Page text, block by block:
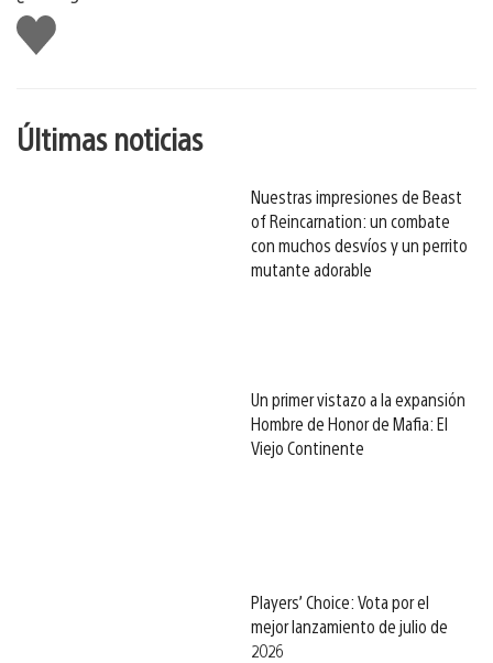
Me
gusta
Últimas noticias
Nuestras impresiones de Beast
of Reincarnation: un combate
con muchos desvíos y un perrito
mutante adorable
Un primer vistazo a la expansión
Hombre de Honor de Mafia: El
Viejo Continente
Players’ Choice: Vota por el
mejor lanzamiento de julio de
2026